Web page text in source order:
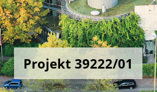
Projekt 39222/01